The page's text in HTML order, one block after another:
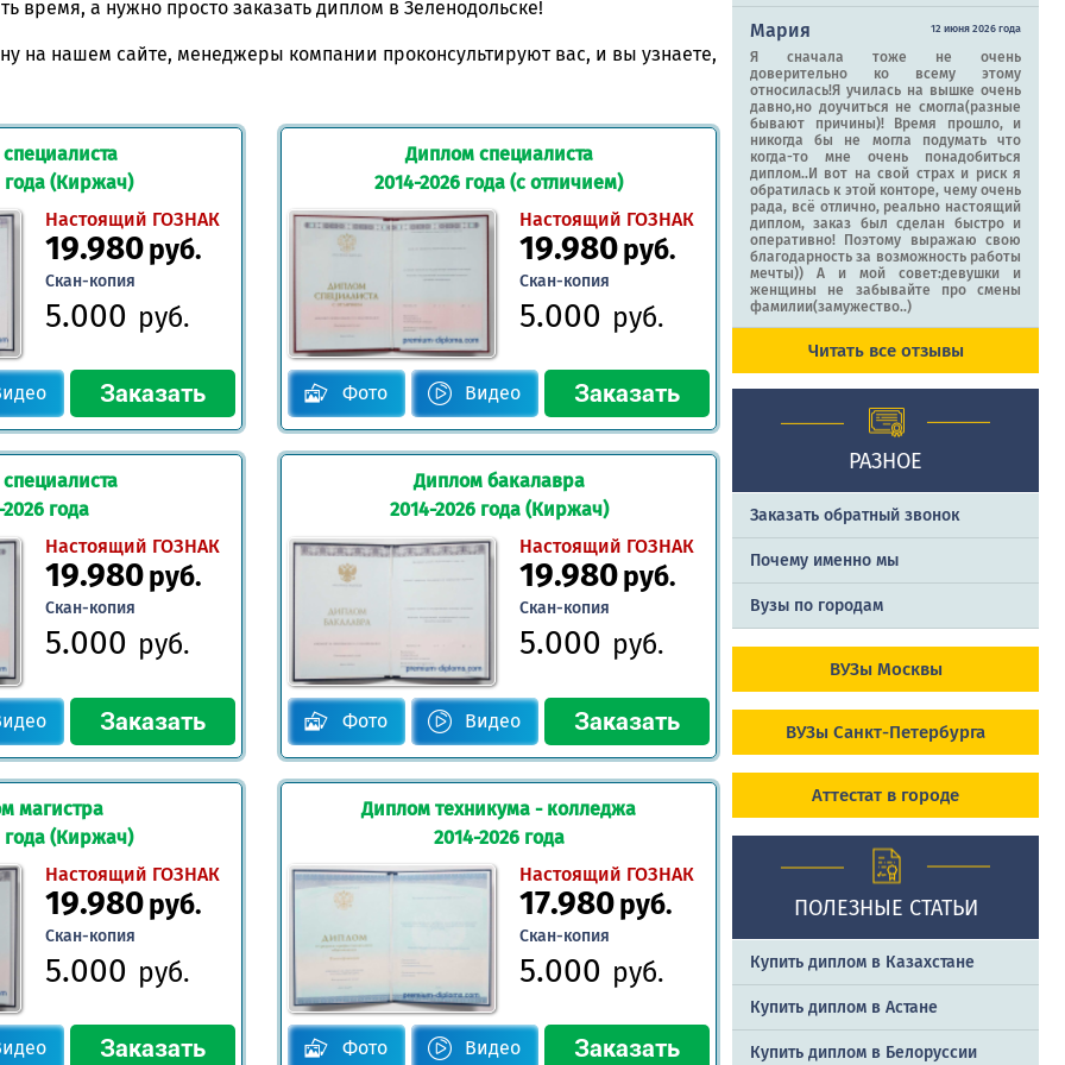
время, а нужно просто заказать диплом в Зеленодольске!
на нашем сайте, менеджеры компании проконсультируют вас, и вы узнаете,
года (Киржач)
Настоящий ГОЗНАК
19.980руб.
Скан-копия
5.000 руб.
Диплом специалиста
2014-2026 года (с отличием)
Настоящий ГОЗНАК
19.980руб.
Скан-копия
5.000 руб.
Фото Видео
года
Настоящий ГОЗНАК
19.980руб.
Скан-копия
5.000 руб.
Диплом бакалавра
2014-2026 года (Киржач)
Настоящий ГОЗНАК
19.980руб.
Скан-копия
5.000 руб.
Фото Видео
магистра
года (Киржач)
Настоящий ГОЗНАК
19.980руб.
Скан-копия
5.000 руб.
Диплом техникума - колледжа
2014-2026 года
Настоящий ГОЗНАК
17.980руб.
Скан-копия
5.000 руб.
Фото Видео
Мария 12 июня 2026 года
Я сначала тоже не очень
доверительно ко всему этому
относилась!Я училась на вышке очень
давно,но доучиться не смогла(разные
бывают причины)! Время прошло, и
никогда бы не могла подумать что
когда-то мне очень понадобиться
диплом..И вот на свой страх и риск я
обратилась к этой конторе, чему очень
рада, всё отлично, реально настоящий
диплом, заказ был сделан быстро и
оперативно! Поэтому выражаю свою
благодарность за возможность работы
мечты)) А и мой совет:девушки и
женщины не забывайте про смены
фамилии(замужество..)
Читать все отзывы
РАЗНОЕ
Заказать обратный звонок
Почему именно мы
Вузы по городам
ВУЗы Москвы
ВУЗы Санкт-Петербурга
Аттестат в городе
ПОЛЕЗНЫЕ СТАТЬИ
Купить диплом в Казахстане
Купить диплом в Астане
Купить диплом в Белоруссии